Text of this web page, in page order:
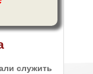
служить